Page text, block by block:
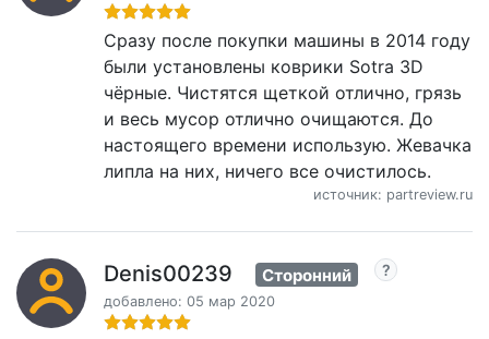
Сразу после покупки машины в 2014 году
были установлены коврики Sotra 3D
чёрные. Чистятся щеткой отлично, грязь
и весь мусор отлично очищаются. До
настоящего времени использую. Жевачка
липла на них, ничего все очистилось.
источник: partreview.ru
Denis00239 Сторонний
добавлено: 05 мар 2020